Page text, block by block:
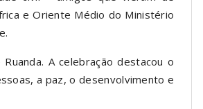
e Oriente Médio do Ministério
A celebração destacou o
a paz, o desenvolvimento e